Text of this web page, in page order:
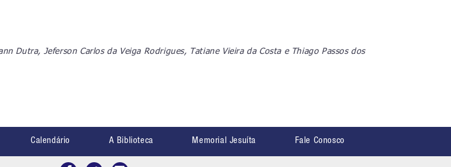
Dutra, Jeferson Carlos da Veiga Rodrigues, Tatiane Vieira da Costa e Thiago Passos dos
Calendário A Biblioteca Memorial Jesuíta Fale Conosco